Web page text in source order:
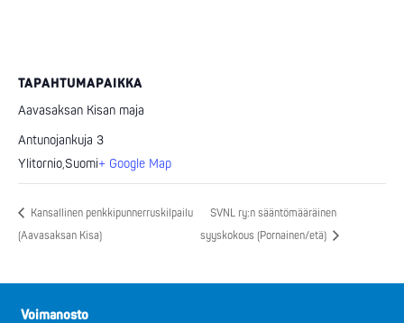
TAPAHTUMAPAIKKA
Aavasaksan Kisan maja
Antunojankuja 3
Ylitornio,Suomi+ Google Map
Kansallinen penkkipunnerruskilpailu
(Aavasaksan Kisa)
SVNL ry:n sääntömääräinen
syyskokous (Pornainen/etä)
Voimanosto